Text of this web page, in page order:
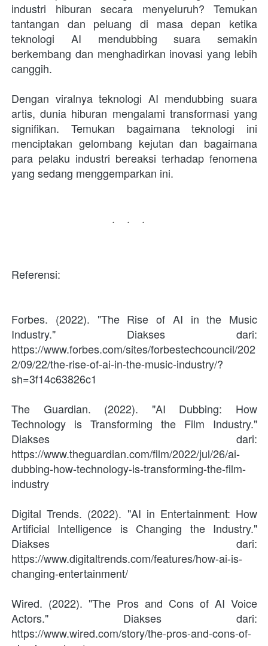
industri hiburan secara menyeluruh? Temukan
tantangan dan peluang di masa depan ketika
teknologi AI mendubbing suara semakin
berkembang dan menghadirkan inovasi yang lebih
canggih.
Dengan viralnya teknologi AI mendubbing suara
artis, dunia hiburan mengalami transformasi yang
signifikan. Temukan bagaimana teknologi ini
menciptakan gelombang kejutan dan bagaimana
para pelaku industri bereaksi terhadap fenomena
yang sedang menggemparkan ini.
...
Referensi:
Forbes. (2022). "The Rise of AI in the Music
Industry." Diakses dari:
https://www.forbes.com/sites/forbestechcouncil/202
2/09/22/the-rise-of-ai-in-the-music-industry/?
sh=3f14c63826c1
The Guardian. (2022). "AI Dubbing: How
Technology is Transforming the Film Industry."
Diakses dari:
https://www.theguardian.com/film/2022/jul/26/ai-
dubbing-how-technology-is-transforming-the-film-
industry
Digital Trends. (2022). "AI in Entertainment: How
Artificial Intelligence is Changing the Industry."
Diakses dari:
https://www.digitaltrends.com/features/how-ai-is-
changing-entertainment/
Wired. (2022). "The Pros and Cons of AI Voice
Actors." Diakses dari:
https://www.wired.com/story/the-pros-and-cons-of-